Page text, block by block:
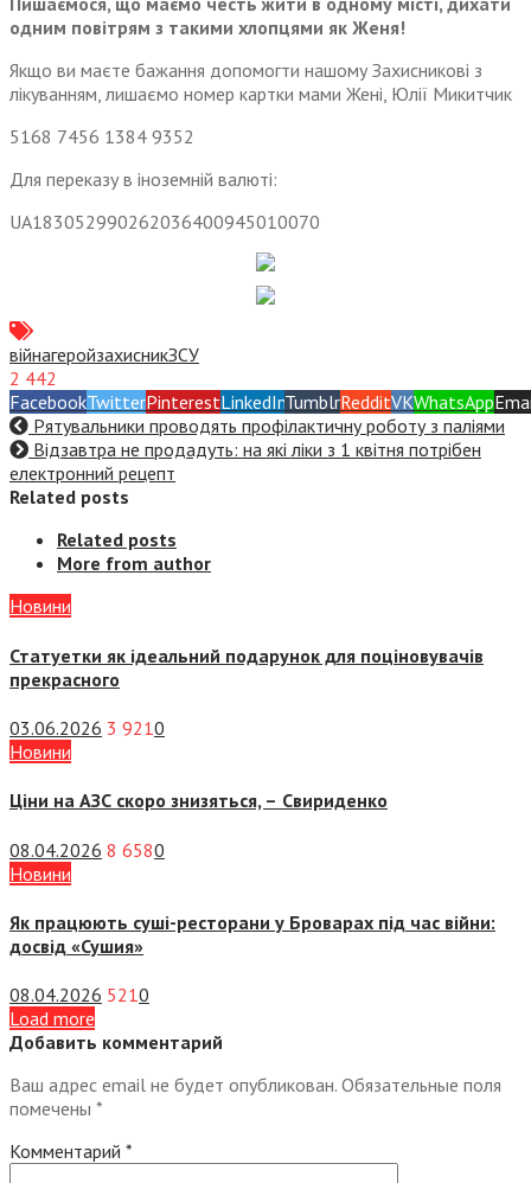
одним повітрям з такими хлопцями як Женя!
Якщо ви маєте бажання допомогти нашому Захисникові з
лікуванням, лишаємо номер картки мами Жені, Юлії Микитчик
5168 7456 1384 9352
Для переказу в іноземній валюті:
UA183052990262036400945010070
війнагеройзахисникЗСУ
2 442
FacebookTwitterPinterestLinkedInTumblrRedditVKWhatsApp
Рятувальники проводять профілактичну роботу з паліями
Відзавтра не продадуть: на які ліки з 1 квітня потрібен
електронний рецепт
Related posts
Related posts
More from author
Новини
Статуетки як ідеальний подарунок для поціновувачів
прекрасного
03.06.2026 3 9210
Новини
Ціни на АЗС скоро знизяться, – Свириденко
08.04.2026 8 6580
Новини
Як працюють суші-ресторани у Броварах під час війни:
досвід «Сушия»
08.04.2026 5210
Load more
Добавить комментарий
Ваш адрес email не будет опубликован. Обязательные поля
помечены *
Комментарий *